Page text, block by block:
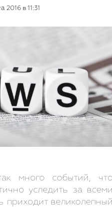
2016 в 11:31
много событий,
уследить за